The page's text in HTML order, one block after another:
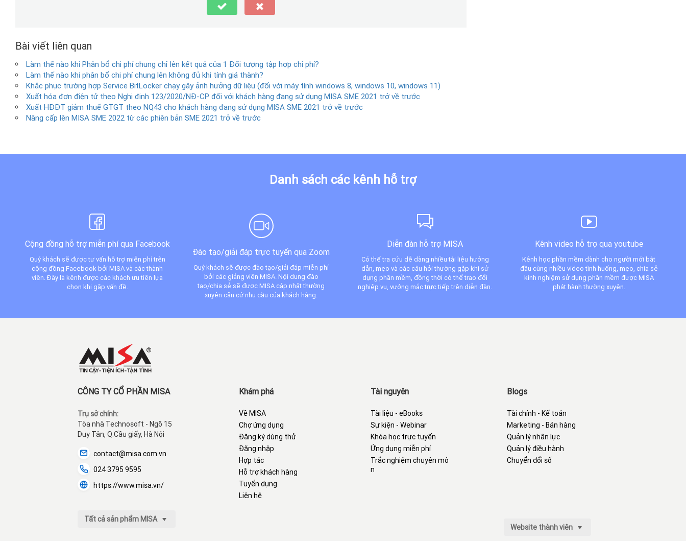
Bài viết liên quan
Làm thế nào khi Phân bổ chi phí chung chỉ lên kết quả của 1 Đối tượng tập hợp chi phí?
Làm thế nào khi phân bổ chi phí chung lên không đủ khi tính giá thành?
Khắc phục trường hợp Service BitLocker chạy gây ảnh hưởng dữ liệu (đối với máy tính windows 8, windows 10, windows 11)
Xuất hóa đơn điện tử theo Nghị định 123/2020/NĐ-CP đối với khách hàng đang sử dụng MISA SME 2021 trở về trước
Xuất HĐĐT giảm thuế GTGT theo NQ43 cho khách hàng đang sử dụng MISA SME 2021 trở về trước
Nâng cấp lên MISA SME 2022 từ các phiên bản SME 2021 trở về trước
Danh sách các kênh hỗ trợ
Cộng đồng hỗ trợ miễn phí qua Facebook
Quý khách sẽ được tư vấn hỗ trợ miễn phí trên
cộng đồng Facebook bởi MISA và các thành
viên. Đây là kênh được các khách ưu tiên lựa
chọn khi gặp vấn đề.
Đào tạo/giải đáp trực tuyến qua Zoom
Quý khách sẽ được đào tạo/giải đáp miễn phí
bởi các giảng viên MISA. Nội dung đào
tạo/chia sẻ sẽ được MISA cập nhật thường
xuyên căn cứ nhu cầu của khách hàng.
Diễn đàn hỗ trợ MISA
Có thể tra cứu dễ dàng nhiều tài liệu hướng
dẫn, mẹo và các câu hỏi thường gặp khi sử
dụng phần mềm, đồng thời có thể trao đổi
nghiệp vụ, vướng mắc trực tiếp trên diễn đàn.
Kênh video hỗ trợ qua youtube
Kênh học phần mềm dành cho người mới bắt
đầu cùng nhiều video tình huống, mẹo, chia sẻ
kinh nghiệm sử dụng phần mềm được MISA
phát hành thường xuyên.
CÔNG TY CỔ PHẦN MISA
Trụ sở chính:
Tòa nhà Technosoft - Ngõ 15
Duy Tân, Q.Cầu giấy, Hà Nội
contact@misa.com.vn
024 3795 9595
https://www.misa.vn/
Tất cả sản phẩm MISA
Khám phá
Về MISA
Chợ ứng dụng
Đăng ký dùng thử
Đăng nhập
Hợp tác
Hỗ trợ khách hàng
Tuyển dụng
Liên hệ
Tài nguyên
Tài liệu - eBooks
Sự kiện - Webinar
Khóa học trực tuyến
Ứng dụng miễn phí
Trắc nghiệm chuyên mô
n
Blogs
Tài chính - Kế toán
Marketing - Bán hàng
Quản lý nhân lực
Quản lý điều hành
Chuyển đổi số
Website thành viên